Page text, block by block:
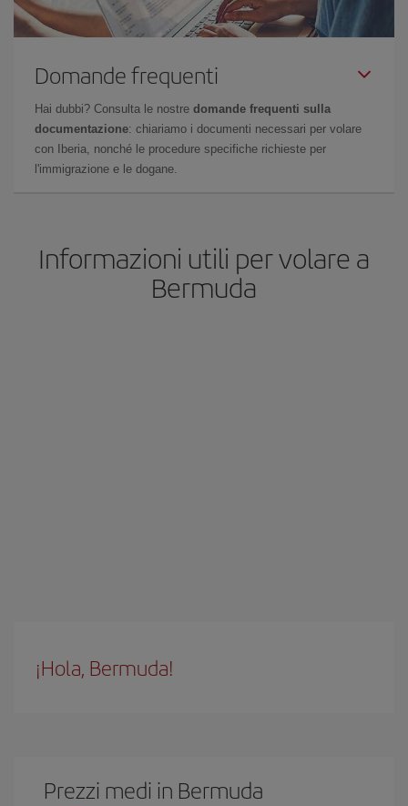
Domande frequenti
Hai dubbi? Consulta le nostre domande frequenti sulla
documentazione: chiariamo i documenti necessari per volare
con Iberia, nonché le procedure specifiche richieste per
l'immigrazione e le dogane.
Informazioni utili per volare a
Bermuda
¡Hola, Bermuda!
Prezzi medi in Bermuda